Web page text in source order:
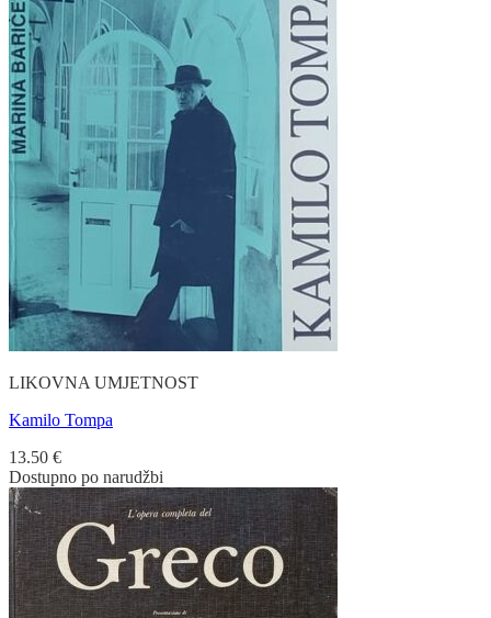
LIKOVNA UMJETNOST
Kamilo Tompa
13.50 €
Dostupno po narudžbi